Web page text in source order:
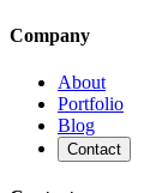
Company
About
Portfolio
Blog
Contact